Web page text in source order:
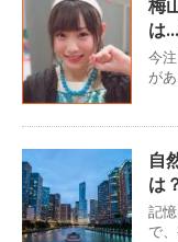
梅
は
今
が
自
は
記
で